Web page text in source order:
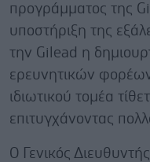
προγράμματος της
υποστήριξη της
την Gilead η
ερευνητικών
ιδιωτικού τομέα
επιτυγχάνοντας
O Γενικός